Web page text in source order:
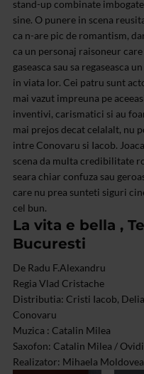
stand-up combinate
sine. O punere in scena
ca n-are pic de romantism,
ca un personaj raisoneur
gaseasca sau sa regaseasca
in viata lor. Cei patru sunt
mai vazut impreuna pe
inventivi, carismatici si au
mai prejos decat celalalt, nu
intre Conovaru si Iacob.
scena da multa credibilitate
seara chiar confuza sau
care nu prea sunteti siguri
cel bun.
La vita e bella ,
Bucuresti
De Radu F.Alexandru
Regia Vlad Cristache
Distributia: Cristi Iacob,
Conovaru
Muzica : Catalin Milea
Saxofon: Catalin Milea /
Realizator: Mihaela